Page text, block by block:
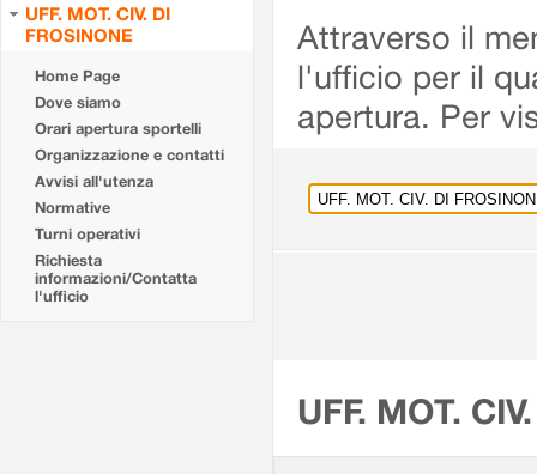
UFF. MOT. CIV. DI
FROSINONE
Home Page
Dove siamo
Orari apertura sportelli
Organizzazione e contatti
Avvisi all'utenza
Normative
Turni operativi
Richiesta
informazioni/Contatta
l'ufficio
Attraverso il
l'ufficio per il
apertura. Per
UFF. MOT.